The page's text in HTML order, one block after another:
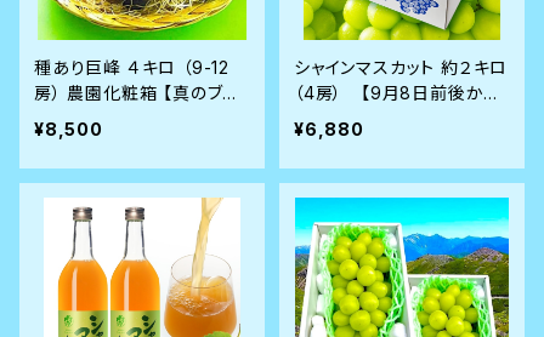
種あり巨峰 ４キロ （9-12
房） 農園化粧箱 【真のブド
ウ通に選ばれる隠れたヒッ
ト商品】8月28日前後から
順次発送
¥8,500
シャインマスカット 約２キロ
（4房） 【9月8日前後から
順次発送】
¥6,880